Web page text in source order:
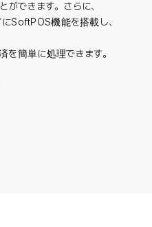
ができます。さらに、
SoftPOS機能を搭載し、
を簡単に処理できます。